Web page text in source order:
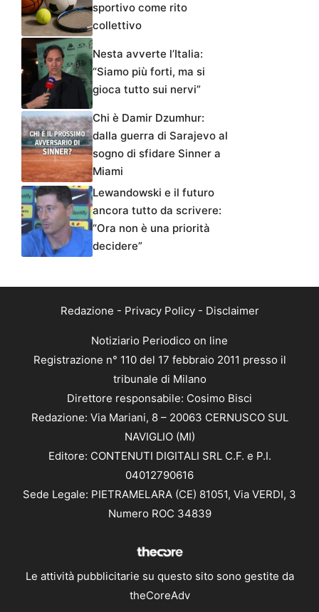
sportivo come rito
collettivo
Nesta avverte l’Italia:
“Siamo più forti, ma si
gioca tutto sui nervi”
Chi è Damir Dzumhur:
dalla guerra di Sarajevo al
sogno di sfidare Sinner a
Miami
Lewandowski e il futuro
ancora tutto da scrivere:
“Ora non è una priorità
decidere”
Redazione - Privacy Policy- Disclaimer
Notiziario Periodico on line
Registrazione n° 110 del 17 febbraio 2011 presso il
tribunale di Milano
Direttore responsabile: Cosimo Bisci
Redazione: Via Mariani, 8 – 20063 CERNUSCO SUL
NAVIGLIO (MI)
Editore: CONTENUTI DIGITALI SRL C.F. e P.I.
04012790616
Sede Legale: PIETRAMELARA (CE) 81051, Via VERDI, 3
Numero ROC 34839
Le attività pubblicitarie su questo sito sono gestite da
theCoreAdv